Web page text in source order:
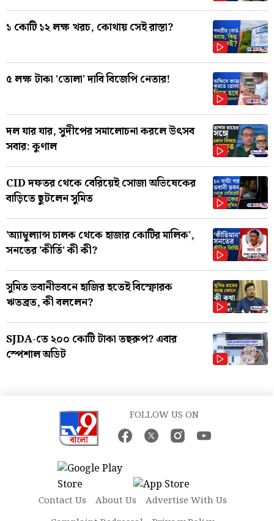
১ কোটি ১২ লক্ষ খরচ, কোথায় সেই রাস্তা?
৫ লক্ষ টাকা 'তোলা' দাবি বিজেপি নেতার!
দল যার যার, সুদীপের সমালোচনা করলে উৎসব
সবার: কুণাল
CID দফতর থেকে বেরিয়েই সোজা অভিষেকের
বাড়িতে ছুটলেন সুমিত
'অ্যাম্বুল্যান্স চালক থেকে হাজার কোটির মালিক',
সনতের 'কীর্তি' কী কী?
সুমিত ভবানীভবনে হাজির হতেই বিস্ফোরক
ঋতব্রত, কী বললেন?
SJDA-তে ২০০ কোটি টাকা তছরুপ? এবার
স্পেশাল অডিট
FOLLOW US ON
Contact Us About Us
Advertise With Us